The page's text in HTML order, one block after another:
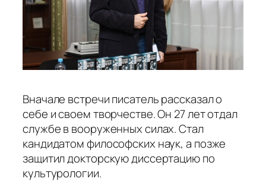
Вначале встречи писатель рассказал о
себе и своем творчестве. Он 27 лет отдал
службе в вооруженных силах. Стал
кандидатом философских наук, а позже
защитил докторскую диссертацию по
культурологии.